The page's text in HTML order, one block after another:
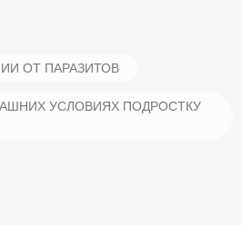
ОТ ПАРАЗИТОВ
УСЛОВИЯХ ПОДРОСТКУ